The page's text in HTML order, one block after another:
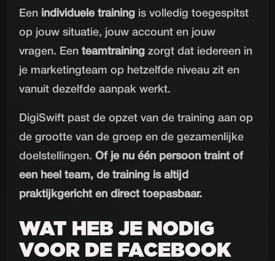
Een individuele training is volledig toegespitst
op jouw situatie, jouw account en jouw
vragen. Eenteamtraining zorgt dat iedereen in
je marketingteam op hetzelfde niveau zit en
vanuit dezelfde aanpak werkt.
DigiSwift past de opzet van de training aan op
de grootte van de groep en de gezamenlijke
doelstellingen.Of je nu één persoon traint of
een heel team, de training is altijd
praktijkgericht en direct toepasbaar.
WAT HEB JE NODIG
VOOR DE FACEBOOK